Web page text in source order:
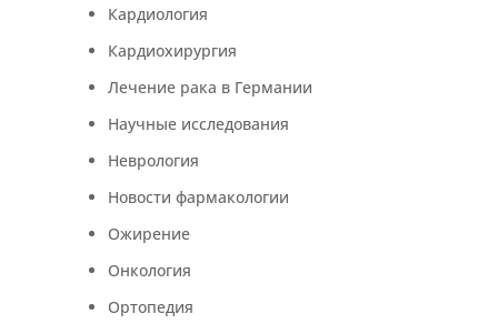
Кардиология
Кардиохирургия
Лечение рака в Германии
Научные исследования
Неврология
Новости фармакологии
Ожирение
Онкология
Ортопедия